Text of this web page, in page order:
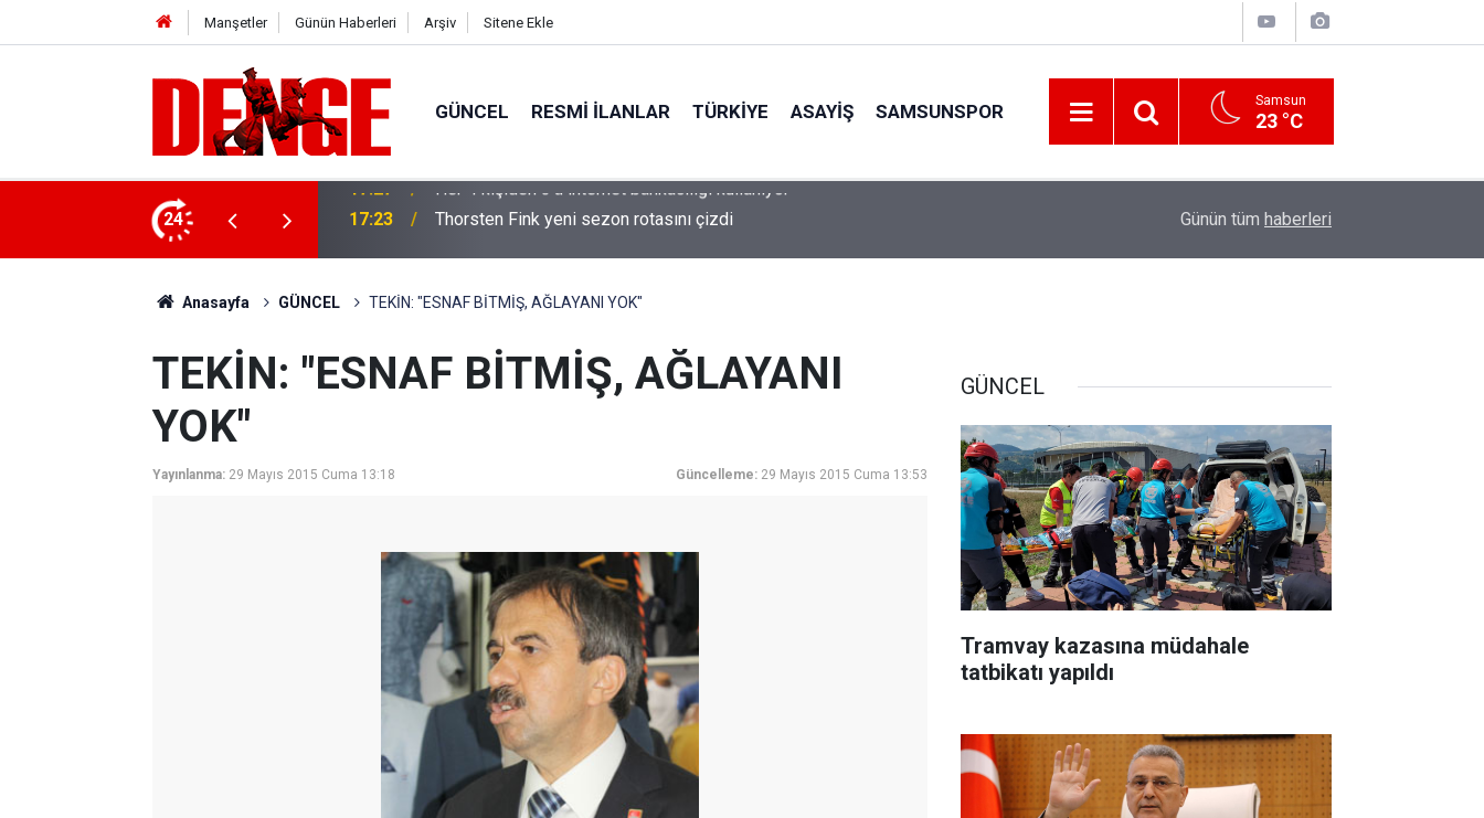
Manşetler Günün Haberleri Arşiv Sitene Ekle
GÜNCEL RESMI İLANLAR TÜRKİYE ASAYİŞ SAMSUNSPOR Samsun
23 °C
24 17:23 Thorsten Fink yeni sezon rotasını çizdi Vatandaşlar evlerinden danışmanlık hizmeti
Günün tüm haberleri
Anasayfa GÜNCEL TEKİN: "ESNAF BİTMİŞ, AĞLAYANI YOK"
TEKİN: "ESNAF BİTMİŞ, AĞLAYANI
YOK"
Yayınlanma: 29 Mayıs 2015 Cuma 13:18 Güncelleme: 29 Mayıs 2015 Cuma 13:53
GÜNCEL
Tramvay kazasına müdahale
tatbikatı yapıldı